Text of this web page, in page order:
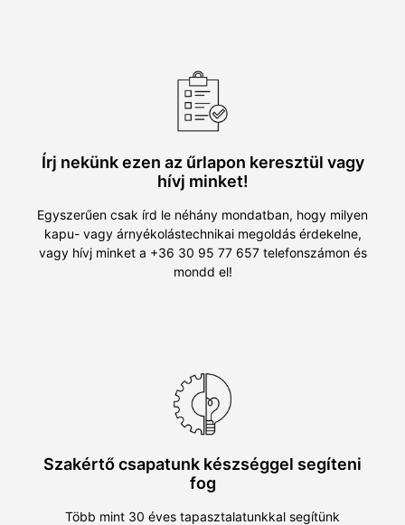
Írj nekünk ezen az űrlapon keresztül vagy
hívj minket!
Egyszerűen csak írd le néhány mondatban, hogy milyen
kapu- vagy árnyékolástechnikai megoldás érdekelne,
vagy hívj minket a +36 30 95 77 657 telefonszámon és
mondd el!
Szakértő csapatunk készséggel segíteni
fog
Több mint 30 éves tapasztalatunkkal segítünk